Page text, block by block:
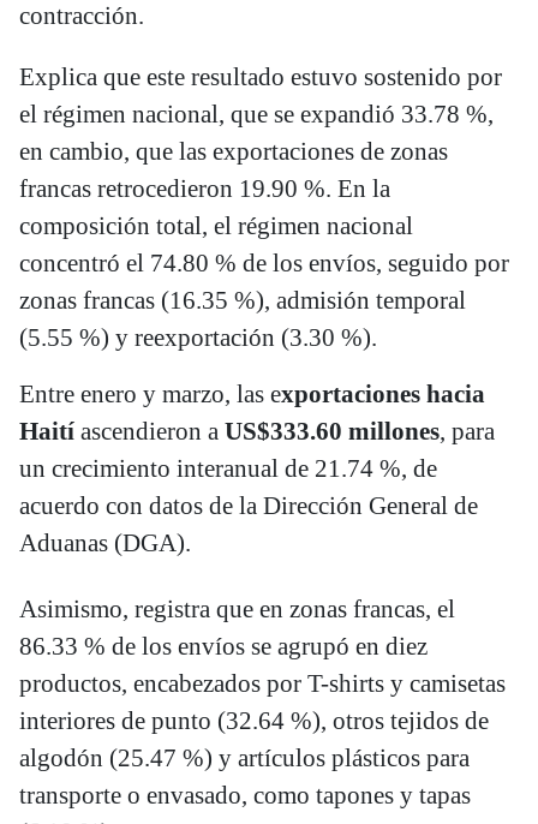
contracción.
Explica que este resultado estuvo sostenido por
el régimen nacional, que se expandió 33.78 %,
en cambio, que las exportaciones de zonas
francas retrocedieron 19.90 %. En la
composición total, el régimen nacional
concentró el 74.80 % de los envíos, seguido por
zonas francas (16.35 %), admisión temporal
(5.55 %) y reexportación (3.30 %).
Entre enero y marzo, las exportaciones hacia
Haití ascendieron a US$333.60 millones, para
un crecimiento interanual de 21.74 %, de
acuerdo con datos de la Dirección General de
Aduanas (DGA).
Asimismo, registra que en zonas francas, el
86.33 % de los envíos se agrupó en diez
productos, encabezados por T-shirts y camisetas
interiores de punto (32.64 %), otros tejidos de
algodón (25.47 %) y artículos plásticos para
transporte o envasado, como tapones y tapas